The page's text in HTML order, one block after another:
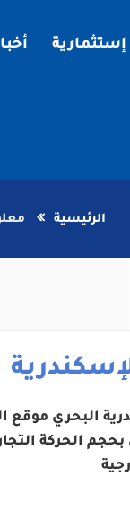
الرئيسية
البحري موقع